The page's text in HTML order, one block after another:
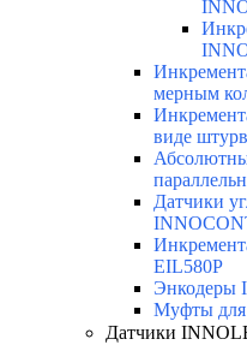
мерным
виде
Датчики
EIL580P
Энкодеры
Муфты для
Датчики